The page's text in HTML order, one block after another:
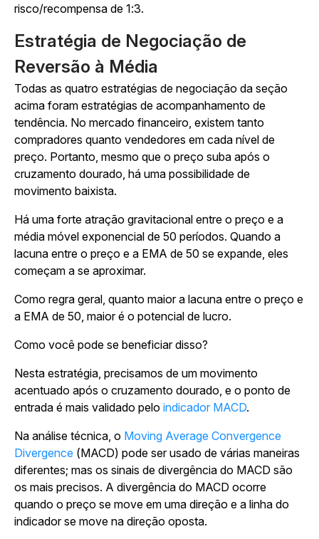
risco/recompensa de 1:3.
Estratégia de Negociação de
Reversão à Média
Todas as quatro estratégias de negociação da seção
acima foram estratégias de acompanhamento de
tendência. No mercado financeiro, existem tanto
compradores quanto vendedores em cada nível de
preço. Portanto, mesmo que o preço suba após o
cruzamento dourado, há uma possibilidade de
movimento baixista.
Há uma forte atração gravitacional entre o preço e a
média móvel exponencial de 50 períodos. Quando a
lacuna entre o preço e a EMA de 50 se expande, eles
começam a se aproximar.
Como regra geral, quanto maior a lacuna entre o preço e
a EMA de 50, maior é o potencial de lucro.
Como você pode se beneficiar disso?
Nesta estratégia, precisamos de um movimento
acentuado após o cruzamento dourado, e o ponto de
entrada é mais validado pelo indicador MACD.
Na análise técnica, o Moving Average Convergence
Divergence (MACD) pode ser usado de várias maneiras
diferentes; mas os sinais de divergência do MACD são
os mais precisos. A divergência do MACD ocorre
quando o preço se move em uma direção e a linha do
indicador se move na direção oposta.